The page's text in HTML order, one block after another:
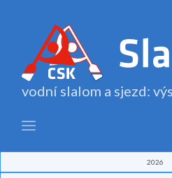
vodní slalom a sjezd:
2026